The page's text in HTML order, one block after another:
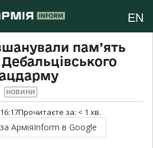
EN
пам’ять
НОВИНИ
Прочитаєте за: < 1 хв.
АрміяInform в Google